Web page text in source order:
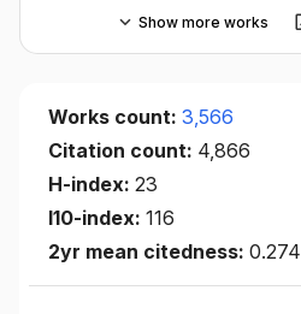
Show more works
Works count: 3,566
Citation count: 4,866
H-index: 23
I10-index: 116
2yr mean citedness: 0.274